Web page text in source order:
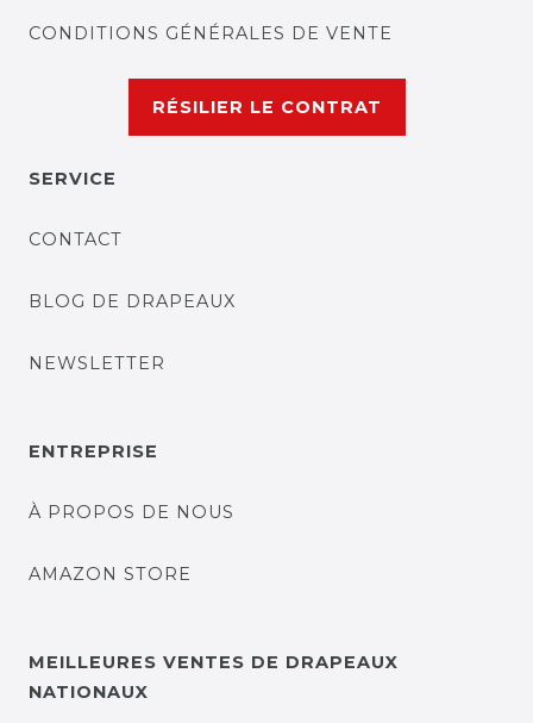
CONDITIONS GÉNÉRALES DE VENTE
RÉSILIER LE CONTRAT
SERVICE
CONTACT
BLOG DE DRAPEAUX
NEWSLETTER
ENTREPRISE
À PROPOS DE NOUS
AMAZON STORE
MEILLEURES VENTES DE DRAPEAUX
NATIONAUX